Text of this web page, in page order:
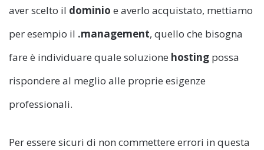
aver scelto il dominio e averlo acquistato, mettiamo
per esempio il .management, quello che bisogna
fare è individuare quale soluzione hosting possa
rispondere al meglio alle proprie esigenze
professionali.
Per essere sicuri di non commettere errori in questa